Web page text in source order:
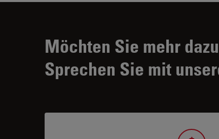
Möchten Sie mehr
Sprechen Sie mit